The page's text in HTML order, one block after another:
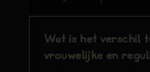
Wat is het verschil
vrouwelijke en